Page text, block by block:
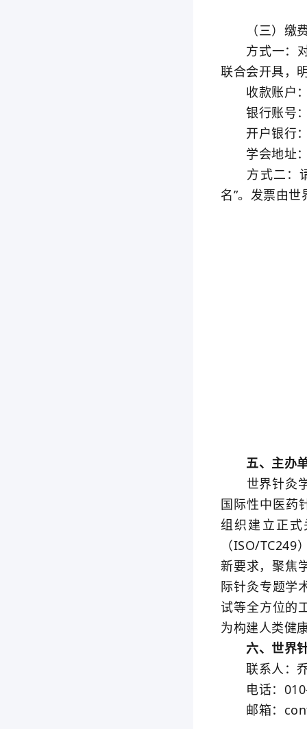
（三）缴
方式一：对
联合会开具，
收款账户：
银行账号：
开户银行：
学会地址：
方式二：请
名”。发票由
五、主办单
世界针灸学
国际性中医药
组织建立正
（ISO/
新要求，聚焦
际针灸专题学
试等全方位的
为构建人类健
六、世界针
联系人：乔
电话：010-
邮箱：